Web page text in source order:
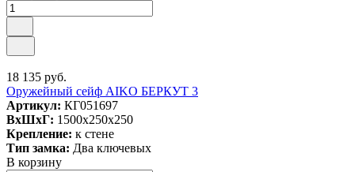
18 135 руб.
Оружейный сейф AIKO БЕРКУТ 3
Артикул: КГ051697
ВxШxГ: 1500x250x250
Крепление: к стене
Тип замка: Два ключевых
В корзину